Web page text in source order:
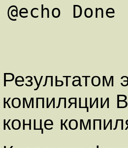
Результатом
компиляции
конце